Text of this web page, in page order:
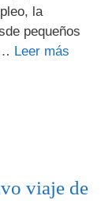
la
pequeños
Leer más
viaje de